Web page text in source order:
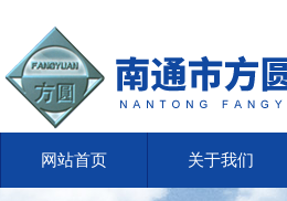
网站首页
网站首页
关于我们
关于我们